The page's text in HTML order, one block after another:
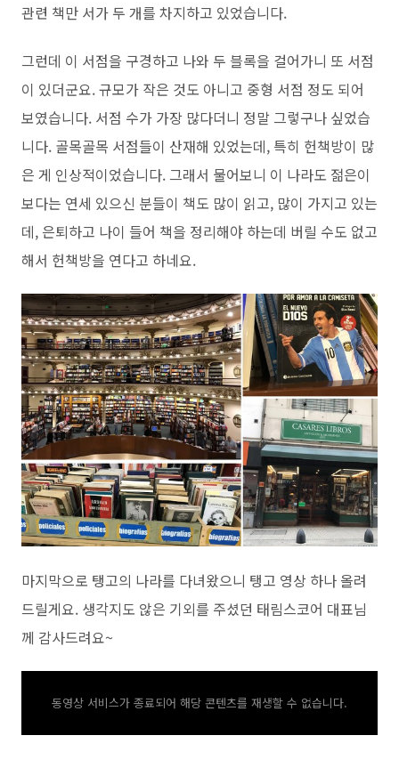
관련 책만 서가 두 개를 차지하고 있었습니다.
그런데 이 서점을 구경하고 나와 두 블록을 걸어가니 또 서점
이 있더군요. 규모가 작은 것도 아니고 중형 서점 정도 되어
보였습니다. 서점 수가 가장 많다더니 정말 그렇구나 싶었습
니다. 골목골목 서점들이 산재해 있었는데, 특히 헌책방이 많
은 게 인상적이었습니다. 그래서 물어보니 이 나라도 젊은이
보다는 연세 있으신 분들이 책도 많이 읽고, 많이 가지고 있는
데, 은퇴하고 나이 들어 책을 정리해야 하는데 버릴 수도 없고
해서 헌책방을 연다고 하네요.
마지막으로 탱고의 나라를 다녀왔으니 탱고 영상 하나 올려
드릴게요. 생각지도 않은 기외를 주셨던 태림스코어 대표님
께 감사드려요~
동영상 서비스가 종료되어 해당 콘텐츠를 재생할 수 없습니다.